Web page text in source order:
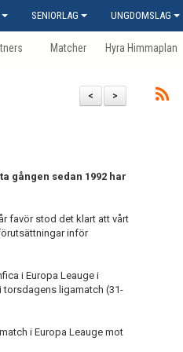
SENIORLAG UNGDOMSLAG
Matcher Hyra Himmaplan
>
<
gången sedan 1992 har
favör stod det klart att vårt
inför
i Europa Leauge i
torsdagens ligamatch (31-
i Europa Leauge mot